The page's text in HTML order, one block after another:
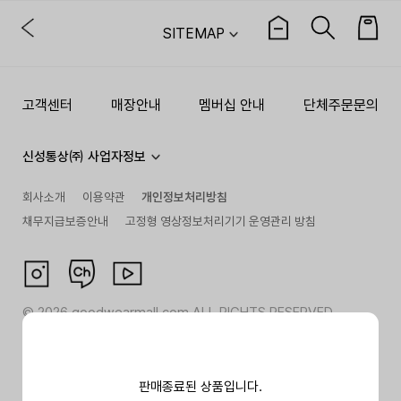
판매종료된 상품입니다.
SITEMAP
고객센터 매장안내 멤버십 안내 단체주문문의
신성통상㈜ 사업자정보
회사소개 이용약관
개인정보처리방침
채무지급보증안내
고정형 영상정보처리기기 운영관리 방침
©2026goodwearmall.com ALL RIGHTS RESERVED